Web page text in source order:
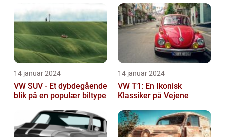
14 januar 2024
VW SUV - Et dybdegående
blik på en populær biltype
14 januar 2024
VW T1: En Ikonisk
Klassiker på Vejene